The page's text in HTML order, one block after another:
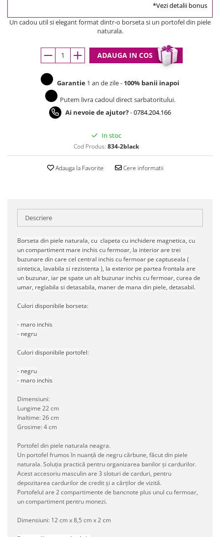
*Vezi detalii bonus
Un cadou util si elegant format dintr-o borseta si un portofel din piele
naturala.
ADAUGA IN COS
Garantie 1 an de zile - 100% banii inapoi
Putem livra cadoul direct sarbatoritului.
Ai nevoie de ajutor?-0784.204.166
In stoc
Cod Produs: 834-2black
Adauga la Favorite Cere informatii
Descriere
Borseta din piele naturala, cu clapeta cu inchidere magnetica, cu
un compartiment mare inchis cu fermoar, la interior are trei
buzunare din care cel central inchis cu fermoar pe captuseala (
sintetica, lavabila si rezistenta ), la exterior pe partea frontala are
un buzunar, iar pe spate un alt buzunar inchis cu fermoar, curea de
umar, reglabila si detasabila, maner de mana din piele, detasabil.
Culori disponibile borseta:
- maro inchis
- negru
Culori disponibile portofel:
- negru
- maro inchis
Dimensiuni:
Lungime 22 cm
Inaltime: 26 cm
Grosime: 4 cm
Portofel din piele naturala neagra.
Un portofel frumos în nuanță de negru cărbune, făcut din piele
naturala. Soluția practică pentru organizarea banilor și cardurilor.
Acest accesoriu masculin are 3 sloturi de carduri, pentru
depozitarea cardurilor de credit și a cărților de vizită.
Portofelul are 2 compartimente de bancnote plus unul cu fermoar,
un compartiment pentru monezi.
Dimensiuni: 12 cm x 8,5 cm x 2 cm